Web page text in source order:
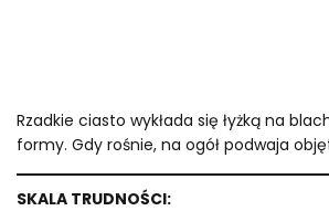
Rzadkie ciasto wykłada się łyżką na
formy. Gdy rośnie, na ogół podwaja
SKALA TRUDNOŚCI: